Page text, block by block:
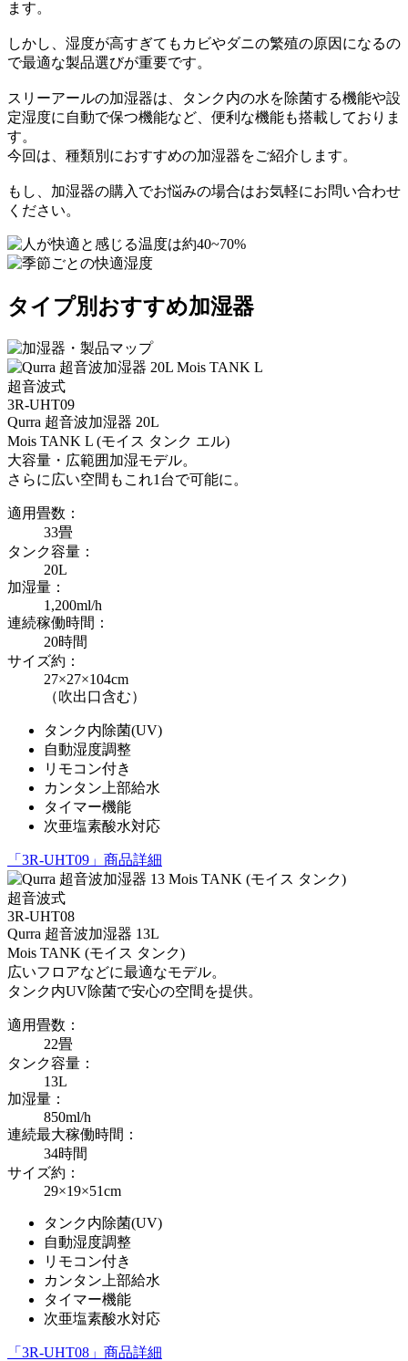
ます。
しかし、湿度が高すぎてもカビやダニの繁殖の原因になるの
で最適な製品選びが重要です。
スリーアールの加湿器は、タンク内の水を除菌する機能や設
定湿度に自動で保つ機能など、便利な機能も搭載しておりま
す。
今回は、種類別におすすめの加湿器をご紹介します。
もし、加湿器の購入でお悩みの場合はお気軽にお問い合わせ
ください。
タイプ別おすすめ加湿器
超音波式
3R-UHT09
Qurra 超音波加湿器 20L
Mois TANK L (モイス タンク エル)
大容量・広範囲加湿モデル。
さらに広い空間もこれ1台で可能に。
適用畳数：
33畳
タンク容量：
20L
加湿量：
1,200ml/h
連続稼働時間：
20時間
サイズ約：
27×27×104cm
（吹出口含む）
タンク内除菌(UV)
自動湿度調整
リモコン付き
カンタン上部給水
タイマー機能
次亜塩素酸水対応
「3R-UHT09」商品詳細
超音波式
3R-UHT08
Qurra 超音波加湿器 13L
Mois TANK (モイス タンク)
広いフロアなどに最適なモデル。
タンク内UV除菌で安心の空間を提供。
適用畳数：
22畳
タンク容量：
13L
加湿量：
850ml/h
連続最大稼働時間：
34時間
サイズ約：
29×19×51cm
タンク内除菌(UV)
自動湿度調整
リモコン付き
カンタン上部給水
タイマー機能
次亜塩素酸水対応
「3R-UHT08」商品詳細